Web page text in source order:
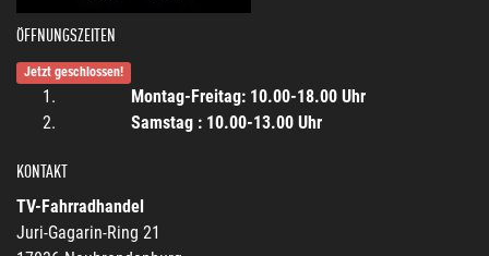
ÖFFNUNGSZEITEN
Jetzt geschlossen!
Montag-Freitag: 10.00-18.00 Uhr
Samstag : 10.00-13.00 Uhr
KONTAKT
TV-Fahrradhandel
Juri-Gagarin-Ring 21